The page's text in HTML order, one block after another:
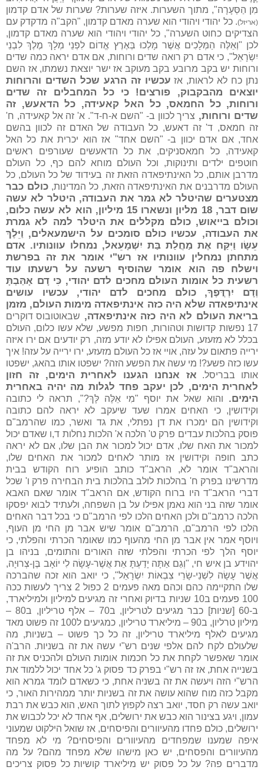
מִן הַסְּעָרָה", מתוך השערות. איזה שערות? שערות של אדם קדמון
(אריזל). כל יהודי ויהודי הוא שערה מאדם קדמון, "הקב"ה מדקדק עם
הצדיקים כחוט השערה", כל יהודי ויהודי הוא שערה מאדם קדמון,
לכן "וְאֵלֶּה הַמְּלָכִים אֲשֶׁר מָלְכוּ בְּאֶרֶץ אֱדוֹם לִפְנֵי מְלָךְ מֶלֶךְ לִבְנֵי
יִשְׂרָאֵל", כי אדם רק רואה שדים ורוחות, אם אדם יראה כמה שדים
ורוחות יש בקב מרובע בקב מעוקב אז ישר יוצאת נשמתו, אז השם
נתן כח לא לראות, אז עכשיו זה הרגע שכל השדים והרוחות
יוצאים מהבקבוק, פורצים! כי כל המחבלים זה שדים
ורוחות, כל החמאס, כל האל קאעידה, כל הדאעש, זה
שדים ורוחות, צריך לכוון ב- "השם א-ח-ד". א' זה אל קאעידה, ח'
זה חמאס, ד' זה דאעש, כל העבודה של האדם זה לכוון בהשם
אחד, אם אדם יכוון ב- "השם אחד" אז הוא יכרית את כל האל
קאעידה, כל חמאסניקים, את כל הדאעשים שעורפים ראשים
חוטפים ילדים ותינוקות, וכל העולם מוחא להם כף, כל העולם
מדרבן אותם, כל האינתיפאדה הזאת זה בעידוד של כל העולם, כל
העולם מדרבנים את האינתיפאדה הזאת, כל המדינות,כולם כבר
מצטערים שהיטלר לא גמר את העבודה, היטלר לא עשה
שום דבר, 18 מליון ונשארו 15 מיליון, הוא לא עשה כלום,
וכולם בייאוש, כולם מקללים את היטלר למה לא גמרת
את העבודה, עכשיו כולם סומכים על הישמעאלים, וַיֵּלֶךְ
עֵשָׂו וַיִּקַּח אֶת מַחֲלַת בַּת יִשְׁמָעֵאל, נמחלו עוונותיו. אדם
מתחתן נמחלין עוונותיו אז רש"י אומר את זה בפרשת
וישלח פה הוא אומר שהוסיף רשעה על רשעתו עוד
רשעית כל אומות העולם מחכים לדם יהודי, כִּי דָם אָהַּבְתָּ
וְדָם יִרְדֲּפֶךָ, כולם מחכים לדם יהודי, עכשיו עושים
אינתיפאדה שלא היה כזה אינתיפאדה מימות העולם, מזמן
בריאת העולם לא היה כזה אינתיפאדה, שבאוטובוס דוקרים
17 נפשות קדושות וטהורות, חפות מפשע, שלא עשו כלום, העולם
בכלל לא מזעזע, העולם אפילו לא יודע מזה, רק יודעים אם ירו איזה
ירייה פתאום על עזה, אויי אז כל העולם מזעזע, ירו ירייה על עזה! איך
עשו כזה פשע?! מי עשה את הפשע הזה? ישפטו אותו בהאג, ישפטו
אותו בבריסל. אז אנחנו הגענו לאחרית הימים, זה חזון
לאחרית הימים, לכן יעקב פחד לגלות מה יהיה באחרית
הימים. והוא שאל את יוסף "מִי אֵלֶּה לָּךְ?", תראה לי כתובה
וקידושין, כי האחים אמרו שעד שיעקב לא יראה להם כתובה
וקידושין הם ימכרו את דן נפתלי, את גד ואשר, כמו שהרמב"ם
פוסק בהלכות עבדים פרק ט' הלכה א' הלכות נחלות ד,ו שאדם יכול
למכור את האח שלו, אדם יכול למכור את הבן שלו, אם לא יראה
כתב חופה וקידושין אז מותר לאחים למכור את האחים שלו,
והראב"ד אומר לא, הראב"ד כותב הופיע רוח הקודש בבית
מדרשינו בפרק ח' בהלכות לולב בהלכות בית הבחירה פרק ו' שכל
דברי הראב"ד היו ברוח הקודש, אם הראב"ד אומר שאם האבא
אומר שזה בני הוא נאמן אפילו על בן השפחה, ולעתיד לבוא יפסקו
הלכה כרמב"ם ולכן האחים הלכו לפי הרמב"ם כי בכל דבר האחים
הלכו לפי הרמב"ם, הרמב"ם אומר שיש אבר מן החי מן העוף,
ויוסף אמר אין אבר מן החי מהעוף כמו שאומר הכרתי והפלתי, כי
יוסף הלך לפי הכרתי והפלתי שזה האורים והתומים, בניהו בן
יהוידע בן איש חי, "וְגַם אַתָּה יָדַעְתָּ אֵת אֲשֶׁר-עָשָׂה לִי יוֹאָב בֶּן-צְרוּיָה,
אֲשֶׁר עָשָׂה לִשְׁנֵי-שָׂרֵי צִבְאוֹת יִשְׂרָאֵל", כי יואב הוא זכה שהברכה
שלו התקיימה כהם וכהם מאה פעמים 2 כפול 2 צריך לעשות ככה
100 פעמים ב10 שניות בדיוק ואחרי זה מגיעים למיליון ולמיליארד,
ב-60 [שניות] כבר מגיעים לטריליון, ב70 – אלף טריליון, ב80 –
מיליון טרליון, ב90 – מיליארד טריליון, כמגיעים ל100 זה פשוט מאד
מגיעים לאלף מיליארד טריליון, זה כל כך פשוט – בשניות, מה
שלעולם לקח להם אלפי שנים רש"י עשה את זה בשניות. הרב'ה
אומר שאפשר לקחת את כל חכמות אומות העולם ולהכניס את זה
בשנייה אחת, אז זה רש"י בפרק כד פסוק ג' כל אחד יכול ללמוד את
הרש"י הזה ויעשה את זה בשניה אחת, כי כשאדם לומד גמרא הוא
מקבל כזה מוח שהוא עושה את זה בשניות יותר ממהירות האור, כי
יואב עשה רק חסד, יואב רצה לקפוץ לתוך האש, הוא כבש את רבת
עמון, ויגע בצינור הוא כבש את ירושלים, אף אחד לא יכל לכבוש את
ירושלים, כולם פחדו מהעיוורים והפיסחים, אז שואל הילקוט שמעוני
איפה שמענו שמפחדים מהעיוורים והפיסחים? מי לא מפחד
מהעיוורים והפסחים, יש כאן מישהו שלא מפחד מהם? על מה
מדברים פה? על כל פסוק יש מיליארד קושיות כל פסוק צריכים